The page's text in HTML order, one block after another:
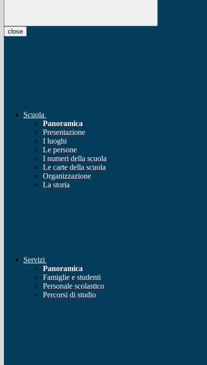
close
Scuola
Panoramica
Presentazione
I luoghi
Le persone
I numeri della scuola
Le carte della scuola
Organizzazione
La storia
Servizi
Panoramica
Famiglie e studenti
Personale scolastico
Percorsi di studio